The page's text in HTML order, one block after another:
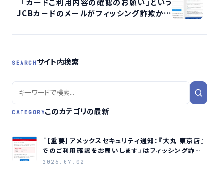
「カードご利用内容の確認のお願い」という
JCBカードのメールがフィッシング詐欺か検
SEARCHサイト内検索
CATEGORYこのカテゴリの最新
「【重要】アメックスセキュリティ通知：『大丸 東京店』
でのご利用確認をお願いします」はフィッシング詐欺
メールです
2026.07.02